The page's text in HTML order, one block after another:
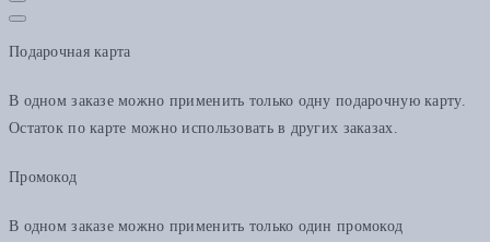
Подарочная карта
В одном заказе можно применить только одну подарочную карту.
Остаток по карте можно использовать в других заказах.
Промокод
В одном заказе можно применить только один промокод